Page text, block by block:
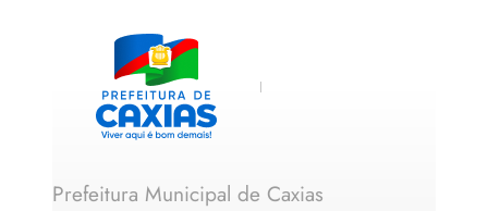
Prefeitura Municipal de Caxias